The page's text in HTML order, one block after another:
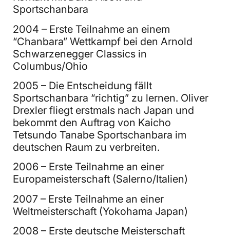
Sportschanbara
2004 – Erste Teilnahme an einem
“Chanbara” Wettkampf bei den Arnold
Schwarzenegger Classics in
Columbus/Ohio
2005 – Die Entscheidung fällt
Sportschanbara “richtig” zu lernen. Oliver
Drexler fliegt erstmals nach Japan und
bekommt den Auftrag von Kaicho
Tetsundo Tanabe Sportschanbara im
deutschen Raum zu verbreiten.
2006 – Erste Teilnahme an einer
Europameisterschaft (Salerno/Italien)
2007 – Erste Teilnahme an einer
Weltmeisterschaft (Yokohama Japan)
2008 – Erste deutsche Meisterschaft